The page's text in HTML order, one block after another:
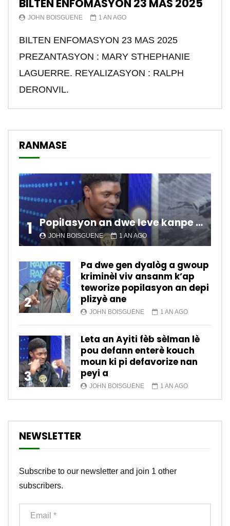
BILTEN ENFOMASYON 23 MAS 2025
JOHN BOISGUENE 1 AN AGO
BILTEN ENFOMASYON 23 MAS 2025
PREZANTASYON : MARY STHEPHANIE
LAGUERRE. REYALIZASYON : RALPH
DERONVIL.
RANMASE
1 Popilasyon an dwe leve kanpe pou chanje sitiyasyon kawotik l’ap viv nan peyi a.
JOHN BOISGUENE 1 AN AGO
2
Pa dwe gen dyalòg a gwoup
kriminèl viv ansanm k’ap
teworize popilasyon an depi
plizyè ane
JOHN BOISGUENE 1 AN AGO
3
Leta an Ayiti fèb sèlman lè
pou defann enterè kouch
moun ki pi defavorize nan
peyi a
JOHN BOISGUENE 1 AN AGO
NEWSLETTER
Subscribe to our newsletter and join 1 other
subscribers.